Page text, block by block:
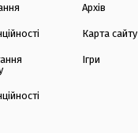
Архів
Карта сайту
Ігри